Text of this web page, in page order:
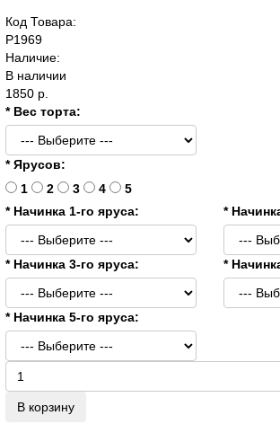
Код Товара:
P1969
Наличие:
В наличии
1850 р.
* Вес торта:
* Ярусов:
1
2 3 4
5
* Начинка 1-го яруса:
*
* Начинка 3-го яруса: *
* Начинка 5-го яруса:
В корзину